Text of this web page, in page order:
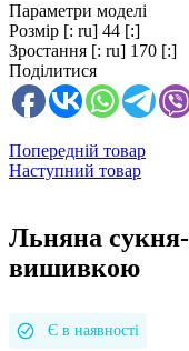
Параметри моделі
Розмір [: ru] 44 [:]
Зростання [: ru] 170 [:]
Поділитися
Попередній товар
Наступний товар
Льняна
вишивкою
Є в наявності